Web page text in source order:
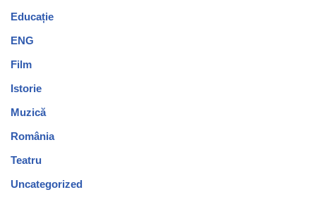
Educație
ENG
Film
Istorie
Muzică
România
Teatru
Uncategorized